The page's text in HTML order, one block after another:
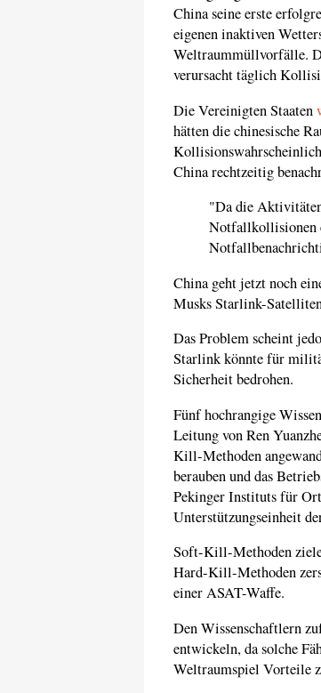
China seine erste
eigenen inaktiven
Weltraummüllvorfälle.
verursacht täglich
Die Vereinigten Staaten
hätten die chinesische
China rechtzeitig
"Da die
Notfallkollisionen
China geht jetzt noch
Musks Starlink-
Das Problem scheint
Starlink könnte für
Sicherheit bedrohen.
Fünf hochrangige
Leitung von Ren
Kill-Methoden
berauben und das
Pekinger Instituts für
Unterstützungseinheit
Soft-Kill-Methoden
Hard-Kill-Methoden
einer ASAT-Waffe.
Den Wissenschaftlern
entwickeln, da solche
Weltraumspiel Vorteile